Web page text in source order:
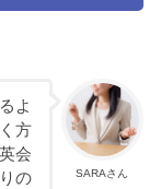
SARAさん
よ
方
会
の